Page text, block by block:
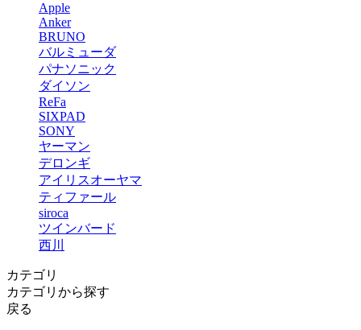
Apple
Anker
BRUNO
バルミューダ
パナソニック
ダイソン
ReFa
SIXPAD
SONY
ヤーマン
デロンギ
アイリスオーヤマ
ティファール
siroca
ツインバード
西川
カテゴリ
カテゴリから探す
戻る